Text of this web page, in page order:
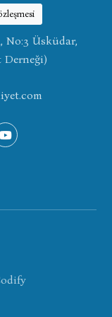
No:3 Üsküdar,